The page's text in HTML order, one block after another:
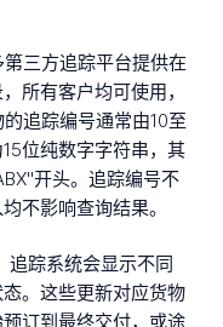
三方追踪平台提供在
所有客户均可使用，
追踪编号通常由10至
位纯数字字符串，其
开头。追踪编号不
不影响查询结果。
追踪系统会显示不同
。这些更新对应货物
订到最终交付，或途